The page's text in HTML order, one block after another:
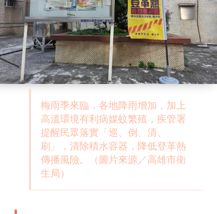
梅雨季來臨，各地降雨增加，加上
高溫環境有利病媒蚊繁殖，疾管署
提醒民眾落實「巡、倒、清、
刷」，清除積水容器，降低登革熱
傳播風險。（圖片來源／高雄市衛
生局）